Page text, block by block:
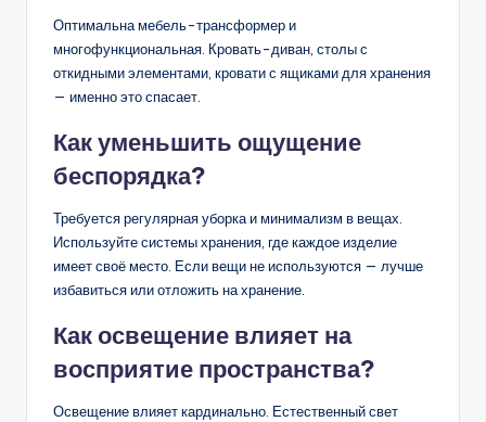
Оптимальна мебель-трансформер и
многофункциональная. Кровать-диван, столы с
откидными элементами, кровати с ящиками для хранения
— именно это спасает.
Как уменьшить ощущение
беспорядка?
Требуется регулярная уборка и минимализм в вещах.
Используйте системы хранения, где каждое изделие
имеет своё место. Если вещи не используются — лучше
избавиться или отложить на хранение.
Как освещение влияет на
восприятие пространства?
Освещение влияет кардинально. Естественный свет